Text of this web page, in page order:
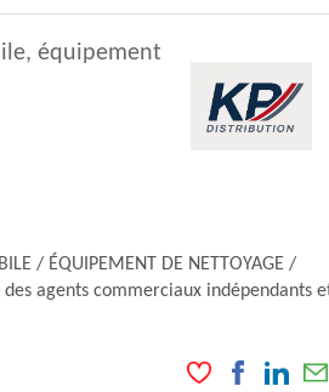
équipement
/ ÉQUIPEMENT DE NETTOYAGE /
des agents commerciaux indépendants